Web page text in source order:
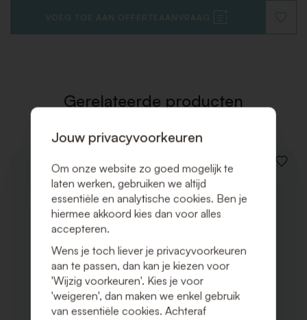
VOEG TOE AAN OFFERTEAANVRAAG
TOE
Gerelateerde producten
VOEG
Jouw privacyvoorkeuren
Om onze website zo goed mogelijk te
laten werken, gebruiken we altijd
essentiële en analytische cookies. Ben je
hiermee akkoord kies dan voor alles
accepteren.
Wens je toch liever je privacyvoorkeuren
aan te passen, dan kan je kiezen voor
'Wijzig voorkeuren'. Kies je voor
'weigeren', dan maken we enkel gebruik
van essentiële cookies. Achteraf